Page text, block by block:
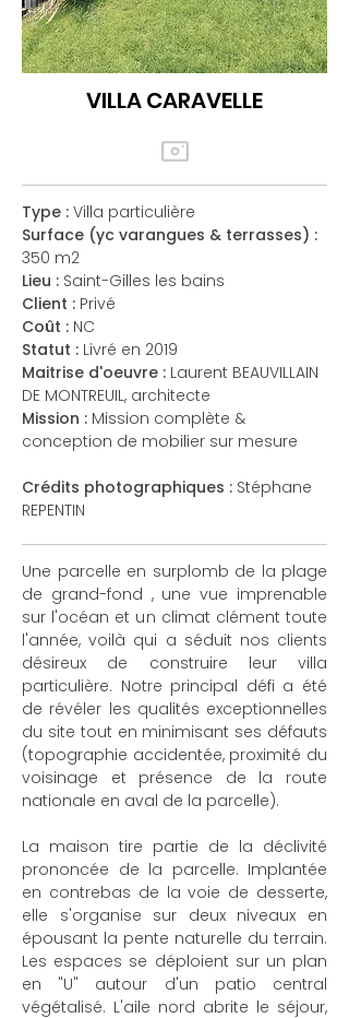
VILLA CARAVELLE
Type : Villa particulière
Surface (yc varangues & terrasses) :
350 m2
Lieu : Saint-Gilles les bains
Client : Privé
Coût : NC
Statut : Livré en 2019
Maitrise d'oeuvre : Laurent BEAUVILLAIN
DE MONTREUIL, architecte
Mission : Mission complète &
conception de mobilier sur mesure
Crédits photographiques : Stéphane
REPENTIN
Une parcelle en surplomb de la plage
de grand-fond , une vue imprenable
sur l'océan et un climat clément toute
l'année, voilà qui a séduit nos clients
désireux de construire leur villa
particulière. Notre principal défi a été
de révéler les qualités exceptionnelles
du site tout en minimisant ses défauts
(topographie accidentée, proximité du
voisinage et présence de la route
nationale en aval de la parcelle).
La maison tire partie de la déclivité
prononcée de la parcelle. Implantée
en contrebas de la voie de desserte,
elle s'organise sur deux niveaux en
épousant la pente naturelle du terrain.
Les espaces se déploient sur un plan
en "U" autour d'un patio central
végétalisé. L'aile nord abrite le séjour,